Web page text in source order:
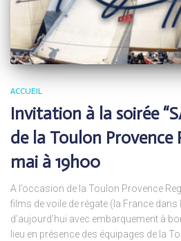
ACCUEIL
Invitation à la soirée
de la Toulon
mai à 19h00
A l’occasion de la Toulon Provence
films de voile de régate (la France dans
d’aujourd’hui avec embarquement à
lieu en présence des équipages de la